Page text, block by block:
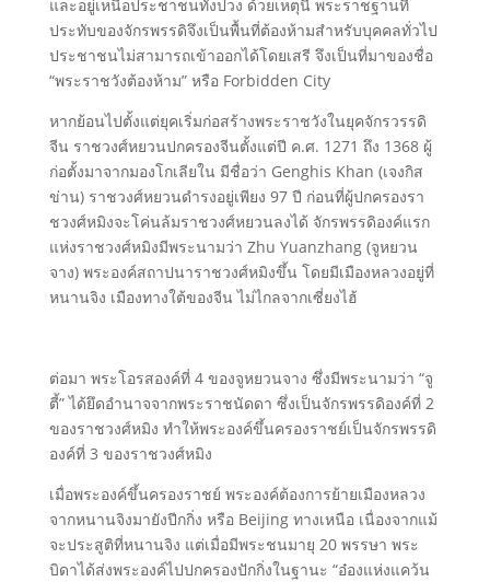
และอยู่เหนือประชาชนทั้งปวง ด้วยเหตุนี้ พระราชฐานที่
ประทับของจักรพรรดิจึงเป็นพื้นที่ต้องห้ามสำหรับบุคคลทั่วไป
ประชาชนไม่สามารถเข้าออกได้โดยเสรี จึงเป็นที่มาของชื่อ
“พระราชวังต้องห้าม” หรือ Forbidden City
หากย้อนไปตั้งแต่ยุคเริ่มก่อสร้างพระราชวังในยุคจักรวรรดิ
จีน ราชวงศ์หยวนปกครองจีนตั้งแต่ปี ค.ศ. 1271 ถึง 1368 ผู้
ก่อตั้งมาจากมองโกเลียใน มีชื่อว่า Genghis Khan (เจงกิส
ข่าน) ราชวงศ์หยวนดำรงอยู่เพียง 97 ปี ก่อนที่ผู้ปกครองรา
ชวงศ์หมิงจะโค่นล้มราชวงศ์หยวนลงได้ จักรพรรดิองค์แรก
แห่งราชวงศ์หมิงมีพระนามว่า Zhu Yuanzhang (จูหยวน
จาง) พระองค์สถาปนาราชวงศ์หมิงขึ้น โดยมีเมืองหลวงอยู่ที่
หนานจิง เมืองทางใต้ของจีน ไม่ไกลจากเซี่ยงไฮ้
ต่อมา พระโอรสองค์ที่ 4 ของจูหยวนจาง ซึ่งมีพระนามว่า “จู
ตี้” ได้ยึดอำนาจจากพระราชนัดดา ซึ่งเป็นจักรพรรดิองค์ที่ 2
ของราชวงศ์หมิง ทำให้พระองค์ขึ้นครองราชย์เป็นจักรพรรดิ
องค์ที่ 3 ของราชวงศ์หมิง
เมื่อพระองค์ขึ้นครองราชย์ พระองค์ต้องการย้ายเมืองหลวง
จากหนานจิงมายังปีกกิ่ง หรือ Beijing ทางเหนือ เนื่องจากแม้
จะประสูติที่หนานจิง แต่เมื่อมีพระชนมายุ 20 พรรษา พระ
บิดาได้ส่งพระองค์ไปปกครองปักกิ่งในฐานะ “อ๋องแห่งแคว้น